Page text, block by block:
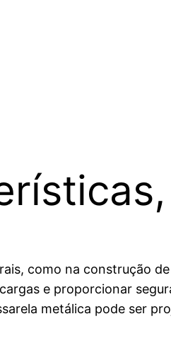
como na construção
e proporcionar
metálica pode ser